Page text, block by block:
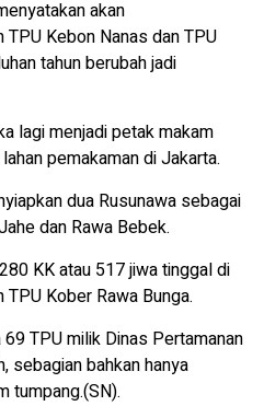
akan
Kebon Nanas dan TPU
tahun berubah jadi
lagi menjadi petak makam
pemakaman di Jakarta.
dua Rusunawa sebagai
dan Rawa Bebek.
KK atau 517 jiwa tinggal di
Kober Rawa Bunga.
TPU milik Dinas Pertamanan
sebagian bahkan hanya
tumpang.(SN).